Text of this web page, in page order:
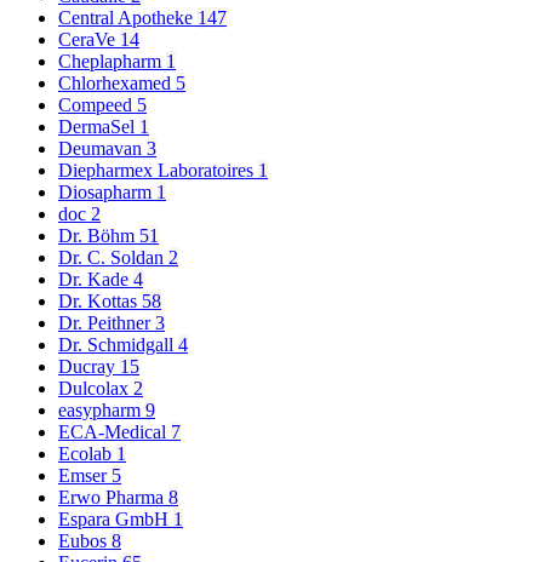
Central Apotheke 147
CeraVe 14
Cheplapharm 1
Chlorhexamed 5
Compeed 5
DermaSel 1
Deumavan 3
Diepharmex Laboratoires 1
Diosapharm 1
doc 2
Dr. Böhm 51
Dr. C. Soldan 2
Dr. Kade 4
Dr. Kottas 58
Dr. Peithner3
Dr. Schmidgall 4
Ducray 15
Dulcolax 2
easypharm 9
ECA-Medical 7
Ecolab 1
Emser 5
Erwo Pharma 8
Espara GmbH 1
Eubos 8